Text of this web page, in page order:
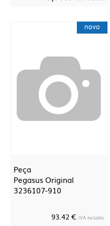
novo
Peça
Pegasus Original
3236107-910
93.42 € IVA incluído